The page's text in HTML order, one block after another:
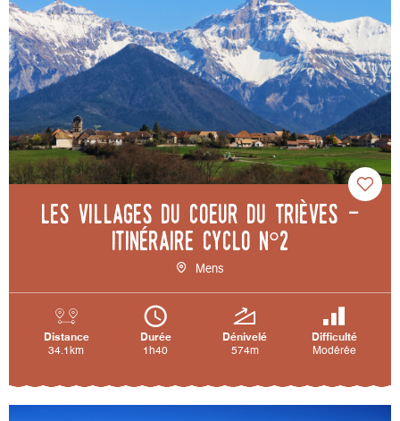
Les villages du coeur du Trièves -
Itinéraire cyclo n°2
Mens
Distance
34.1km
Durée
1h40
Dénivelé
574m
Difficulté
Modérée